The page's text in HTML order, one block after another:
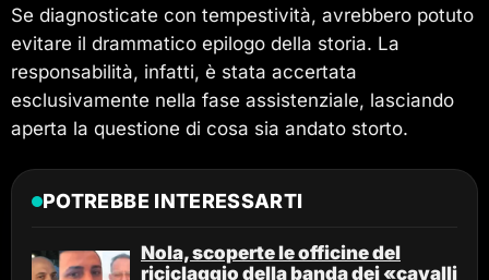
Se diagnosticate con tempestività, avrebbero potuto
evitare il drammatico epilogo della storia. La
responsabilità, infatti, è stata accertata
esclusivamente nella fase assistenziale, lasciando
aperta la questione di cosa sia andato storto.
POTREBBE INTERESSARTI
Nola, scoperte le officine del
riciclaggio della banda dei «cavalli